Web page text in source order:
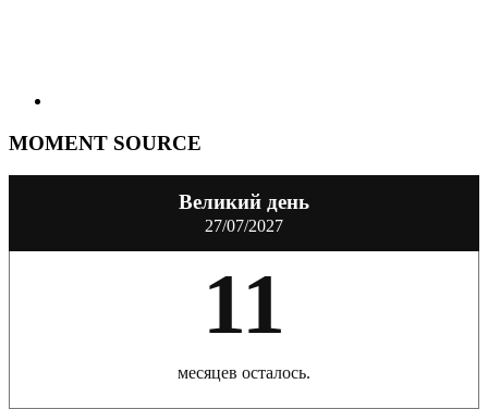
MOMENT SOURCE
Великий день
27/07/2027
11
месяцев осталось.